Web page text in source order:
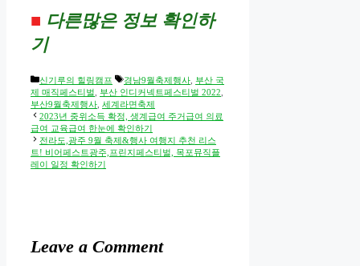
■ 다른많은 정보 확인하
기
Categories
신기루의 힐링캠프 Tags
경남9월축제행사 부산 국
제 매직페스티벌 부산 인디커넥트페스티벌 2022
부산9월축제행사 세계라면축제
2023년 중위소득 확정, 생계급여 주거급여 의료
급여 교육급여 한눈에 확인하기
전라도,광주 9월 축제&행사 여행지 추천 리스
트! 비어페스트광주,프린지페스티벌, 목포뮤직플
레이 일정 확인하기
Leave a Comment